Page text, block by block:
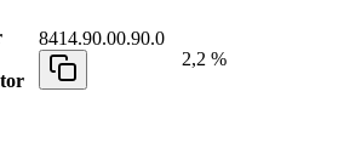
8414.90.00.90.0
2,2 %